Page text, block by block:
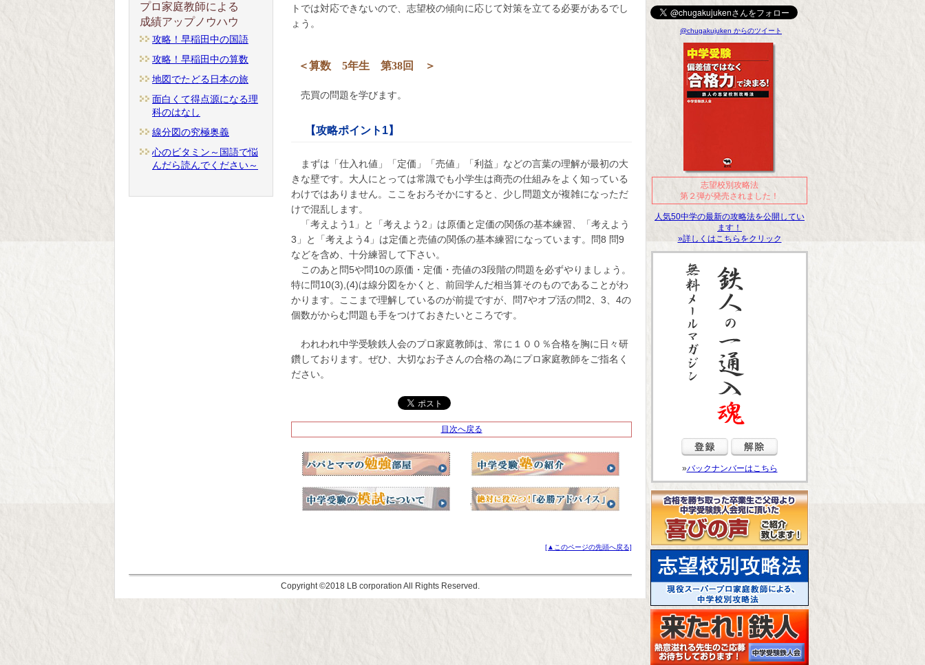
トでは対応できないので、志望校の傾向に応じて対策を立てる必要があるでし
ょう。
＜算数 5年生 第38回 ＞
売買の問題を学びます。
【攻略ポイント1】
まずは「仕入れ値」「定価」「売値」「利益」などの言葉の理解が最初の大
きな壁です。大人にとっては常識でも小学生は商売の仕組みをよく知っている
わけではありません。ここをおろそかにすると、少し問題文が複雑になっただ
けで混乱します。
「考えよう1」と「考えよう2」は原価と定価の関係の基本練習、「考えよう
3」と「考えよう4」は定価と売値の関係の基本練習になっています。問8 問9
などを含め、十分練習して下さい。
このあと問5や問10の原価・定価・売値の3段階の問題を必ずやりましょう。
特に問10(3),(4)は線分図をかくと、前回学んだ相当算そのものであることがわ
かります。ここまで理解しているのが前提ですが、問7やオプ活の問2、3、4の
個数がからむ問題も手をつけておきたいところです。
われわれ中学受験鉄人会のプロ家庭教師は、常に１００％合格を胸に日々研
鑽しております。ぜひ、大切なお子さんの合格の為にプロ家庭教師をご指名く
ださい。
目次へ戻る
[▲このページの先頭へ戻る]
プロ家庭教師による
成績アップノウハウ
攻略！早稲田中の国語
攻略！早稲田中の算数
地図でたどる日本の旅
面白くて得点源になる理
科のはなし
線分図の究極奥義
心のビタミン～国語で悩
んだら読んでください～
Copyright © LB corporation All Rights Reserved.
@chugakujuken からのツイート
志望校別攻略法
第２弾が発売されました！
人気50中学の最新の攻略法を公開してい
ます！
»詳しくはこちらをクリック
»バックナンバーはこちら